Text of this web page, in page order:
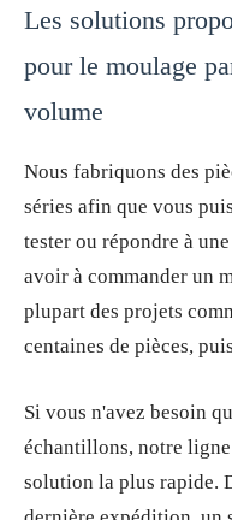
Les solutions
pour le moulage
volume
Nous fabriquons des
séries afin que vous
tester ou répondre à
avoir à commander un
plupart des projets
centaines de pièces,
Si vous n'avez besoin
échantillons, notre
solution la plus rapide.